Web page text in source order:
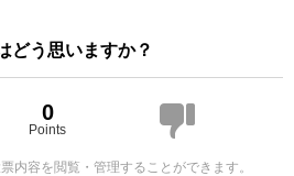
どう思いますか？
0
Points
内容を閲覧・管理することができます。